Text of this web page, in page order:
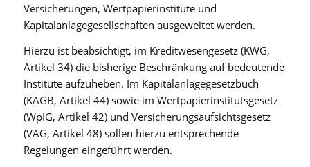
Versicherungen, Wertpapierinstitute und
Kapitalanlagegesellschaften ausgeweitet werden.
Hierzu ist beabsichtigt, im Kreditwesengesetz (KWG,
Artikel 34) die bisherige Beschränkung auf bedeutende
Institute aufzuheben. Im Kapitalanlagegesetzbuch
(KAGB, Artikel 44) sowie im Wertpapierinstitutsgesetz
(WpIG, Artikel 42) und Versicherungsaufsichtsgesetz
(VAG, Artikel 48) sollen hierzu entsprechende
Regelungen eingeführt werden.